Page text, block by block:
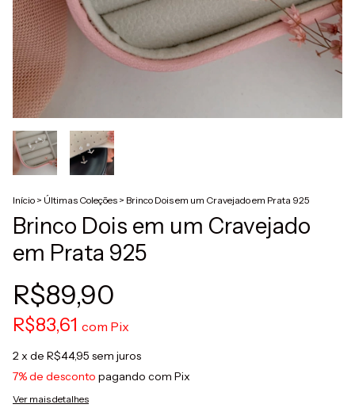
Início > Últimas Coleções > Brinco Dois em um Cravejado em Prata 925
Brinco Dois em um Cravejado
em Prata 925
R$89,90
R$83,61 com Pix
2x de R$44,95 sem juros
7% de desconto pagando com Pix
Ver mais detalhes